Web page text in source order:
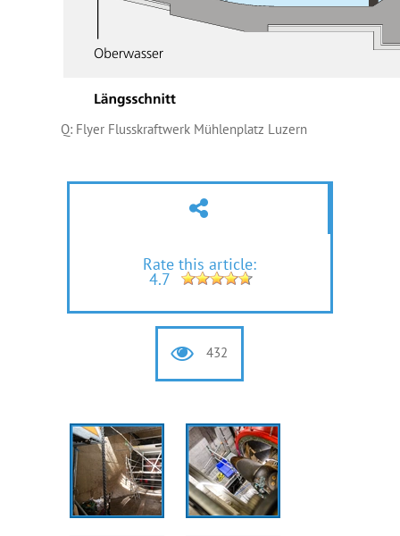
Q: Flyer Flusskraftwerk Mühlenplatz Luzern
Rate this article:
4.7
432